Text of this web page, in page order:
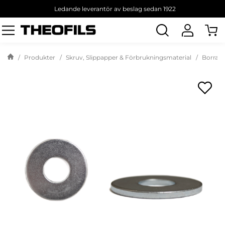
Ledande leverantör av beslag sedan 1922
Sök
produkt
Produkter Skruv, Slippapper & Förbrukningsmaterial Borra